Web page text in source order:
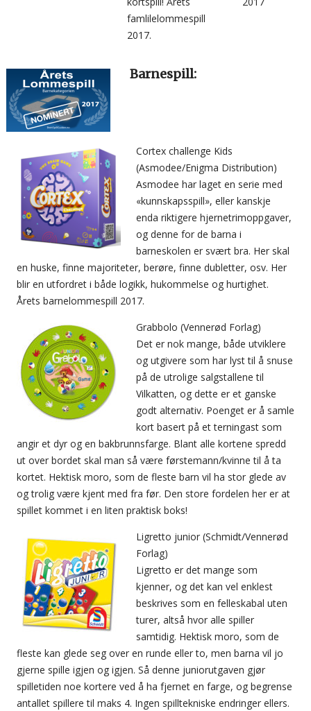
famlilelommespill
2017.
Barnespill:
Cortex challenge Kids
(Asmodee/Enigma Distribution)
Asmodee har laget en serie med
«kunnskapsspill», eller kanskje
enda riktigere hjernetrimoppgaver,
og denne for de barna i
barneskolen er svært bra. Her skal
en huske, finne majoriteter, berøre, finne dubletter, osv. Her
blir en utfordret i både logikk, hukommelse og hurtighet.
Årets barnelommespill 2017.
Grabbolo (Vennerød Forlag)
Det er nok mange, både utviklere
og utgivere som har lyst til å snuse
på de utrolige salgstallene til
Vilkatten, og dette er et ganske
godt alternativ. Poenget er å samle
kort basert på et terningast som
angir et dyr og en bakbrunnsfarge. Blant alle kortene spredd
ut over bordet skal man så være førstemann/kvinne til å ta
kortet. Hektisk moro, som de fleste barn vil ha stor glede av
og trolig være kjent med fra før. Den store fordelen her er at
spillet kommet i en liten praktisk boks!
Ligretto junior (Schmidt/Vennerød
Forlag)
Ligretto er det mange som
kjenner, og det kan vel enklest
beskrives som en felleskabal uten
turer, altså hvor alle spiller
samtidig. Hektisk moro, som de
fleste kan glede seg over en runde eller to, men barna vil jo
gjerne spille igjen og igjen. Så denne juniorutgaven gjør
spilletiden noe kortere ved å ha fjernet en farge, og begrense
antallet spillere til maks 4. Ingen spilltekniske endringer ellers.